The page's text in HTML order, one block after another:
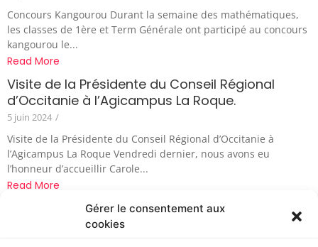
Gérer le consentement aux
cookies
Concours Kangourou Durant la semaine des mathématiques,
les classes de 1ère et Term Générale ont participé au concours
kangourou le...
Read More
Visite de la Présidente du Conseil Régional
d’Occitanie à l’Agicampus La Roque.
5 juin 2024 /
Visite de la Présidente du Conseil Régional d’Occitanie à
l’Agicampus La Roque Vendredi dernier, nous avons eu
l’honneur d’accueillir Carole...
Read More
L’équipe TIEA au salon de l’agriculture 2024